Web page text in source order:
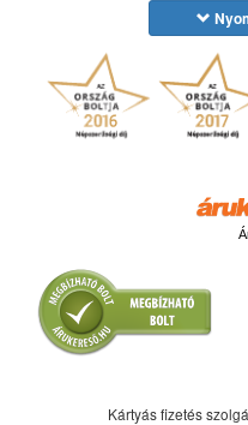
Kártyás fizetés